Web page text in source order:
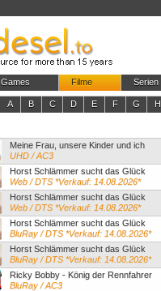
Games Filme Serien
A B C D E F G H
Meine Frau, unsere Kinder und ich
UHD / AC3
Horst Schlämmer sucht das Glück
Web / DTS *Verkauf: 14.08.2026*
Horst Schlämmer sucht das Glück
Web / DTS *Verkauf: 14.08.2026*
Horst Schlämmer sucht das Glück
BluRay / DTS *Verkauf: 14.08.2026*
Horst Schlämmer sucht das Glück
BluRay / DTS *Verkauf: 14.08.2026*
Ricky Bobby - König der Rennfahrer
BluRay / AC3